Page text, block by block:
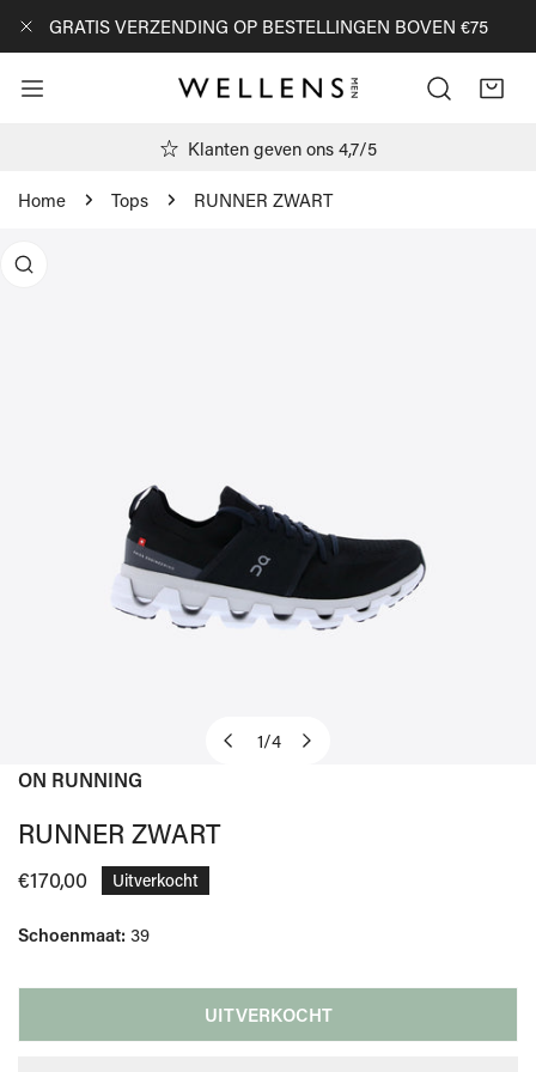
NAAR ARTIKEL
GRATIS VERZENDING OP BESTELLINGEN BOVEN €75
Klanten geven ons 4,7/5
Home Tops RUNNER ZWART
1/4
OPEN MEDIA IN GALERIJWEERGAVE
ON RUNNING
RUNNER ZWART
Normale
€170,00 Uitverkocht
Schoenmaat: 39
UITVERKOCHT